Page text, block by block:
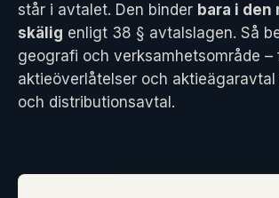
står i avtalet. Den binder bara i den
skälig enligt 38 § avtalslagen. Så
geografi och verksamhetsområde –
aktieöverlåtelser och
och distributionsavtal.